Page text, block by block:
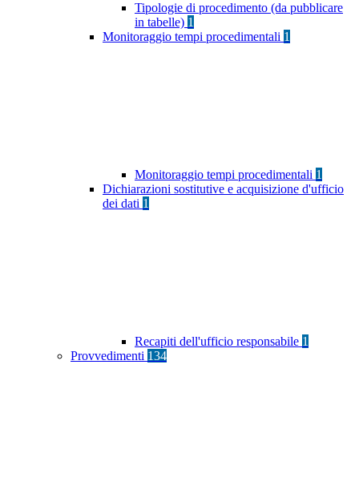
Tipologie di procedimento (da pubblicare
in tabelle) 1
Monitoraggio tempi procedimentali 1
Monitoraggio tempi procedimentali 1
Dichiarazioni sostitutive e acquisizione d'ufficio
dei dati 1
Recapiti dell'ufficio responsabile 1
Provvedimenti 134